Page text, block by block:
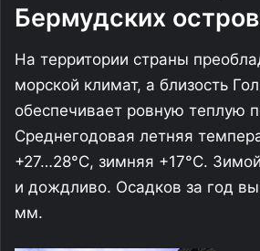
Бермудских
На территории страны
морской климат, а близость
обеспечивает ровную теплую
Среднегодовая летняя
+27…28°C, зимняя +17°C.
и дождливо. Осадков за год
мм.